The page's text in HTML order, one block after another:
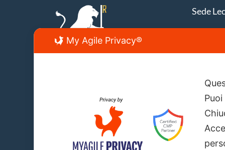
Sede
My Agile Privacy®